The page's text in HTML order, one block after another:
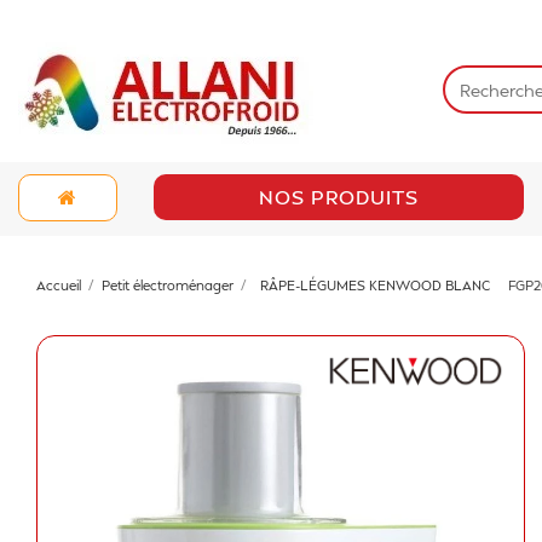
NOS PRODUITS
Accueil Petit électroménager RÂPE-LÉGUMES KENWOOD BLANC